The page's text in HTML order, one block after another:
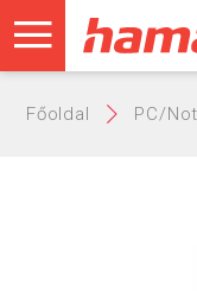
Főoldal PC/